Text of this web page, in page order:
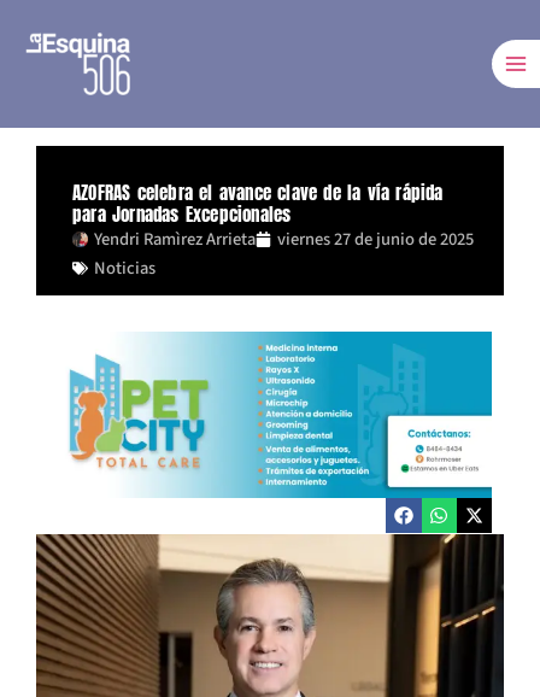
AZOFRAS celebra el avance clave de la vía rápida
para Jornadas Excepcionales
Yendri Ramìrez Arrieta
viernes 27 de junio de 2025
Noticias